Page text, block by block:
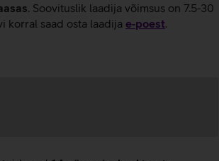
. Soovituslik laadija võimsus on 7.5-30
korral saad osta laadija e‑poest.